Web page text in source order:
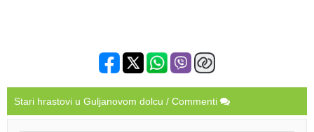
Stari hrastovi u Guljanovom dolcu / Commenti